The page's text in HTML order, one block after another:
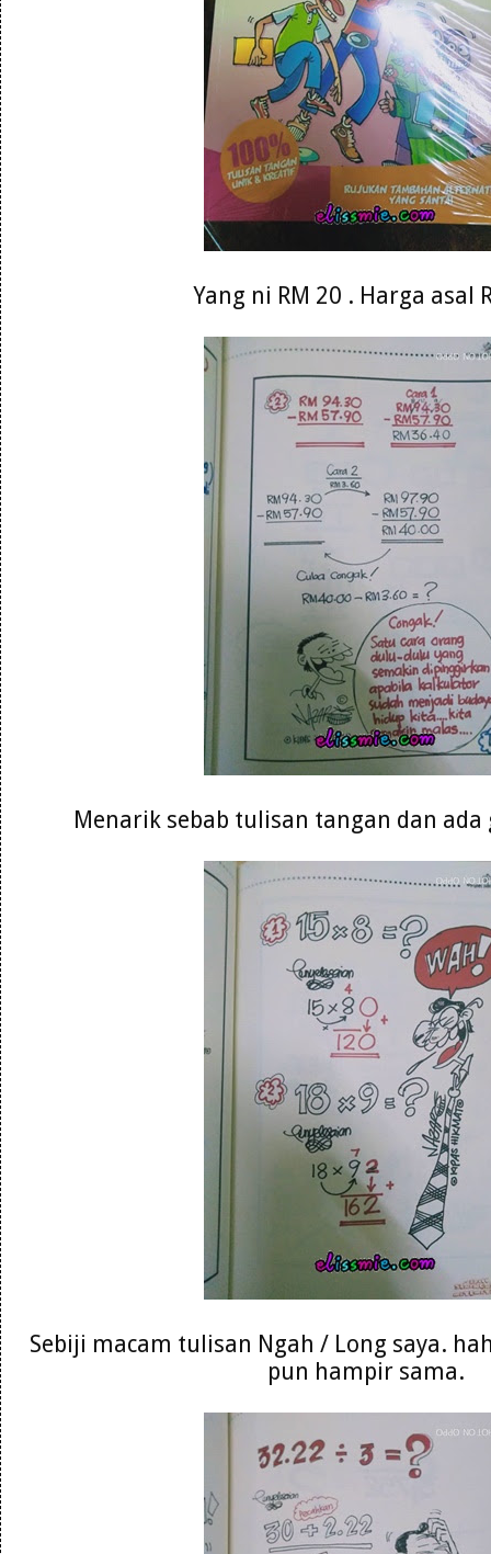
Yang ni RM 20 . Harga asal
Menarik sebab tulisan tangan dan
Sebiji macam tulisan Ngah / Long saya.
pun hampir sama.